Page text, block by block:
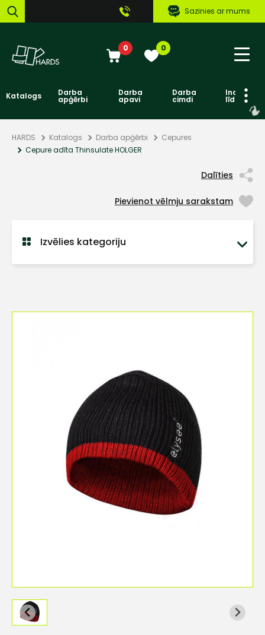
Sazinies ar mums
0 0
Katalogs Darba
apģērbi
Darba
apavi
Darba
cimdi līdzekļi
HARDS Katalogs Darba apģērbi
Cepures
Cepure adīta Thinsulate HOLGER
Dalīties
Pievienot vēlmju sarakstam
Izvēlies kategoriju